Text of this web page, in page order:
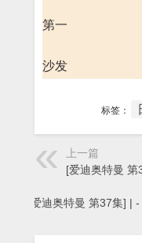
第一
沙发
标签：
上一篇
[爱迪奥特曼 第
[爱迪奥特曼 第37集] |